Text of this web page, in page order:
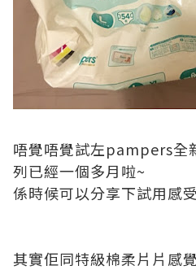
唔覺唔覺試左pampers全
列已經一個多月啦~
係時候可以分享下試用感